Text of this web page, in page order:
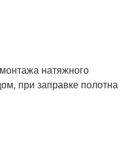
монтажа натяжного
при заправке полотна